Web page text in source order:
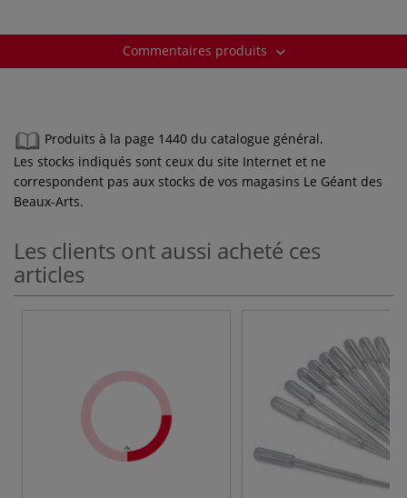
Commentaires produits
Produits à la page 1440 du catalogue général.
Les stocks indiqués sont ceux du site Internet et ne
correspondent pas aux stocks de vos magasins Le Géant des
Beaux-Arts.
Les clients ont aussi acheté ces
articles